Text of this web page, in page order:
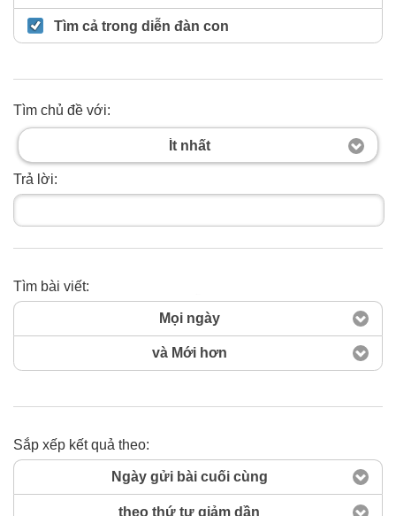
Tìm cả trong diễn đàn con
Tìm chủ đề với:
Ít nhất
Trả lời:
Tìm bài viết:
Mọi ngày
và Mới hơn
Sắp xếp kết quả theo:
Ngày gửi bài cuối cùng
theo thứ tự giảm dần